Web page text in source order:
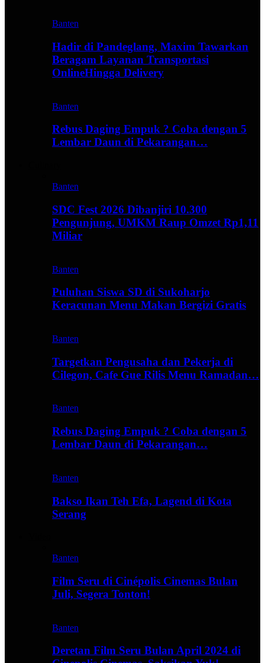
Banten
Hadir di Pandeglang, Maxim Tawarkan
Beragam Layanan Transportasi
OnlineHingga Delivery
Banten
Rebus Daging Empuk ? Coba dengan 5
Lembar Daun di Pekarangan…
Banten
SDC Fest 2026 Dibanjiri 10.300
Pengunjung, UMKM Raup Omzet Rp1,11
Miliar
Banten
Puluhan Siswa SD di Sukoharjo
Keracunan Menu Makan Bergizi Gratis
Banten
Targetkan Pengusaha dan Pekerja di
Cilegon, Cafe Gue Rilis Menu Ramadan…
Banten
Rebus Daging Empuk ? Coba dengan 5
Lembar Daun di Pekarangan…
Banten
Bakso Ikan Teh Efa, Lagend di Kota
Serang
Banten
Film Seru di Cinépolis Cinemas Bulan
Juli, Segera Tonton!
Banten
Deretan Film Seru Bulan April 2024 di